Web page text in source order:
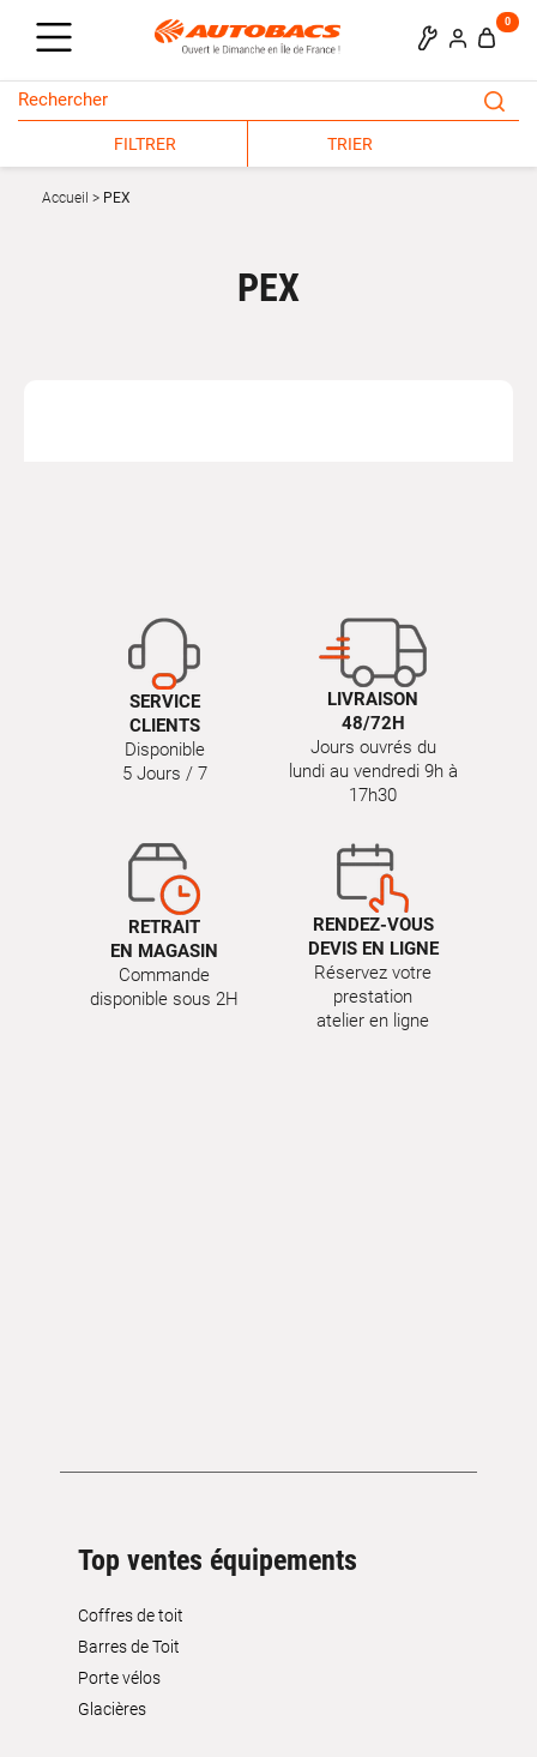
0
FILTRER TRIER
Accueil PEX
PEX
SERVICE
CLIENTS
Disponible
5 Jours / 7
LIVRAISON
48/72H
Jours ouvrés du
lundi au vendredi 9h à
17h30
RETRAIT
EN MAGASIN
Commande
disponible sous 2H
RENDEZ-VOUS
DEVIS EN LIGNE
Réservez votre
prestation
atelier en ligne
Top ventes équipements
Coffres de toit
Barres de Toit
Porte vélos
Glacières